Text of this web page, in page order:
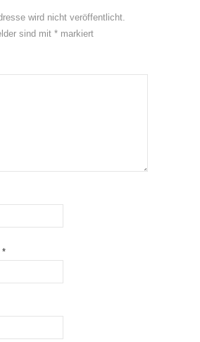
wird nicht veröffentlicht.
sind mit * markiert
*